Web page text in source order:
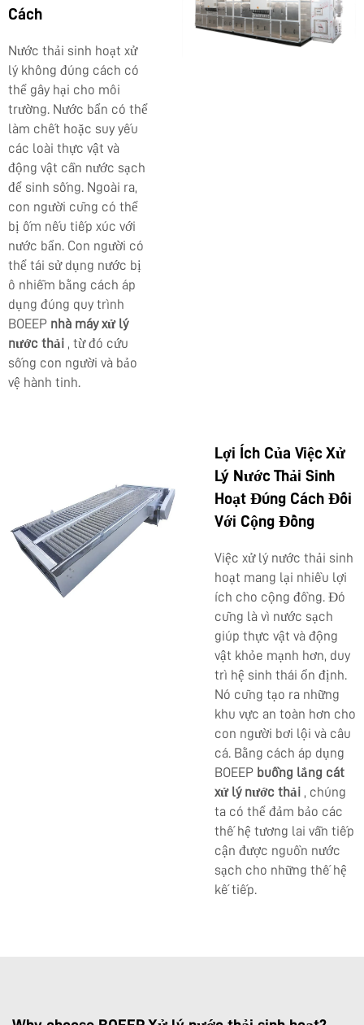
Cách
Nước thải sinh hoạt xử
lý không đúng cách có
thể gây hại cho môi
trường. Nước bẩn có thể
làm chết hoặc suy yếu
các loài thực vật và
động vật cần nước sạch
để sinh sống. Ngoài ra,
con người cũng có thể
bị ốm nếu tiếp xúc với
nước bẩn. Con người có
thể tái sử dụng nước bị
ô nhiễm bằng cách áp
dụng đúng quy trình
BOEEP nhà máy xử lý
nước thải , từ đó cứu
sống con người và bảo
vệ hành tinh.
Lợi Ích Của Việc Xử
Lý Nước Thải Sinh
Hoạt Đúng Cách Đối
Với Cộng Đồng
Việc xử lý nước thải sinh
hoạt mang lại nhiều lợi
ích cho cộng đồng. Đó
cũng là vì nước sạch
giúp thực vật và động
vật khỏe mạnh hơn, duy
trì hệ sinh thái ổn định.
Nó cũng tạo ra những
khu vực an toàn hơn cho
con người bơi lội và câu
cá. Bằng cách áp dụng
BOEEP buồng lắng cát
xử lý nước thải , chúng
ta có thể đảm bảo các
thế hệ tương lai vẫn tiếp
cận được nguồn nước
sạch cho những thế hệ
kế tiếp.